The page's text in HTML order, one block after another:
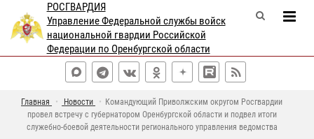
РОСГВАРДИЯ
Управление Федеральной службы войск
национальной гвардии Российской
Федерации по Оренбургской области
Главная Новости
Командующий Приволжским округом Росгвардии
провел встречу с губернатором Оренбургской области и подвел итоги
служебно-боевой деятельности регионального управления ведомства